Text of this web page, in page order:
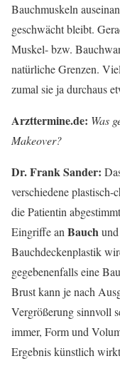
Bauchmuskeln
geschwächt bleibt.
Muskel- bzw.
natürliche Grenzen.
zumal sie ja durchaus
Arzttermine.de: Was
Makeover?
Dr. Frank Sander:
verschiedene
die Patientin
Eingriffe an Bauchund
Bauchdeckenplastik
gegebenenfalls eine
Brust kann je nach
Vergrößerung sinnvoll
immer, Form und
Ergebnis künstlich